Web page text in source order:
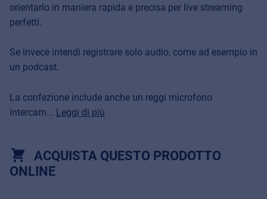
orientarlo in maniera rapida e precisa per live streaming
perfetti.
Se invece intendi registrare solo audio, come ad esempio in
un podcast.
La confezione include anche un reggi microfono
intercam... Leggi di più
ACQUISTA QUESTO PRODOTTO
ONLINE